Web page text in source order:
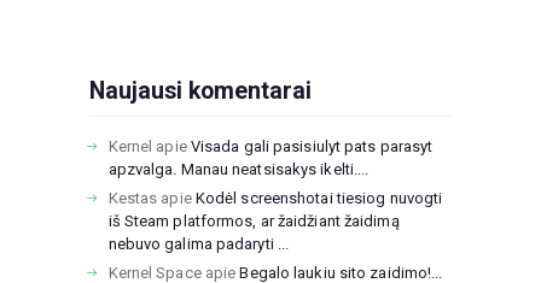
Naujausi komentarai
Kernel apie Visada gali pasisiulyt pats parasyt
apzvalga. Manau neatsisakys ikelti....
Kestas apie Kodėl screenshotai tiesiog nuvogti
iš Steam platformos, ar žaidžiant žaidimą
nebuvo galima padaryti ...
Kernel SpaceapieBegalo laukiu sito zaidimo!...